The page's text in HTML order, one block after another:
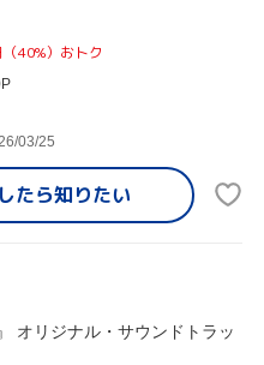
40%）おトク
03/25
たら知りたい
オリジナル・サウンドトラッ